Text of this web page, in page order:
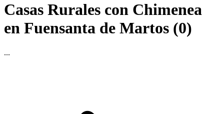
Casas Rurales con Chimenea
en Fuensanta de Martos (0)
...